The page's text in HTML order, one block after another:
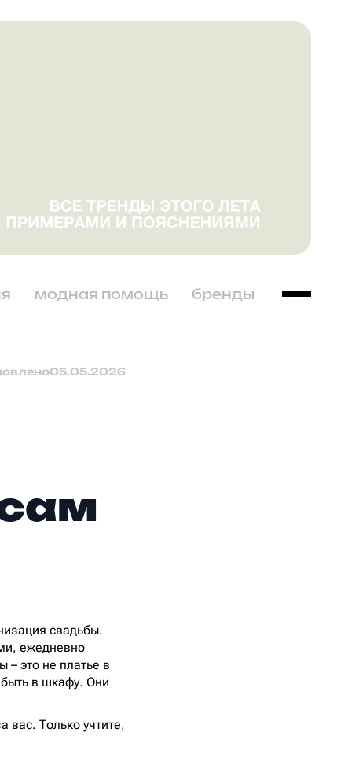
модная помощь бренды
05.05.2026
свадьбы.
ежедневно
это не платье в
в шкафу. Они
вас. Только учтите,